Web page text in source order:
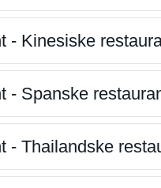
- Kinesiske
- Spanske
- Thailandske